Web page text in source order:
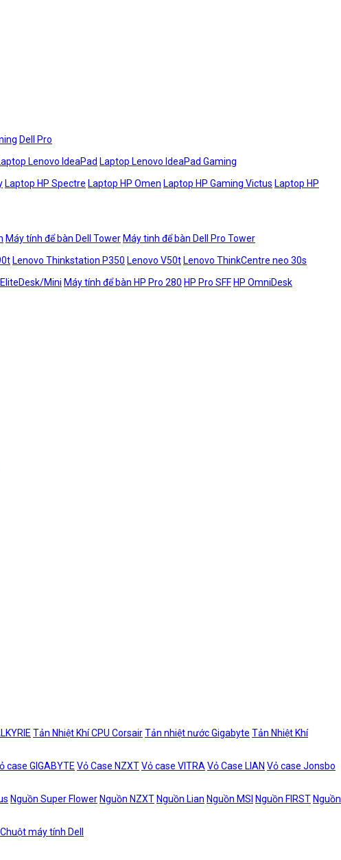
Dell Pro
Lenovo IdeaPad Laptop Lenovo IdeaPad Gaming
Laptop HP Spectre Laptop HP Omen Laptop HP Gaming Victus Laptop HP
Máy tính để bàn Dell Tower Máy tinh để bàn Dell Pro Tower
Lenovo Thinkstation P350 Lenovo V50t Lenovo ThinkCentre neo 30s
Mini Máy tính để bàn HP Pro 280 HP Pro SFF HP OmniDesk
Tản Nhiệt Khí CPU CorsairTản nhiệt nước Gigabyte Tản Nhiệt Khí
case GIGABYTE Vỏ Case NZXTVỏ case VITRA Vỏ Case LIAN Vỏ case Jonsbo
Nguồn Super Flower Nguồn NZXT Nguồn Lian Nguồn MSI Nguồn FIRST Nguồn
Chuột máy tính Dell